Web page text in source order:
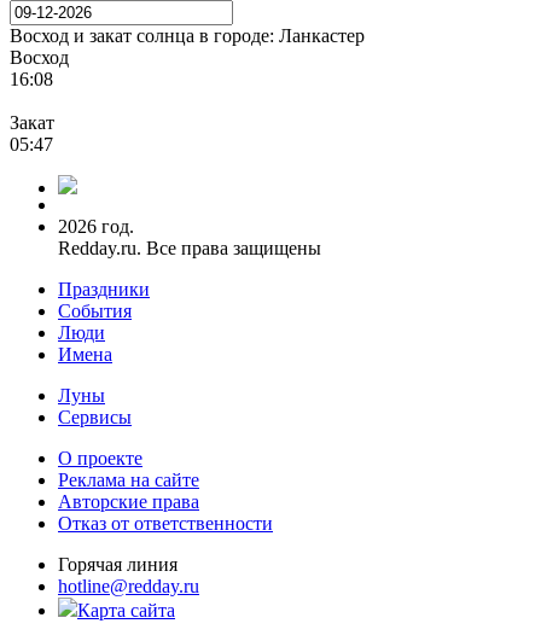
Восход и закат солнца в городе: Ланкастер
Восход
16:08
Закат
05:47
2026 год.
Redday.ru. Все права защищены
Праздники
События
Люди
Имена
Луны
Сервисы
О проекте
Реклама на сайте
Авторские права
Отказ от ответственности
Горячая линия
hotline@redday.ru
Карта сайта